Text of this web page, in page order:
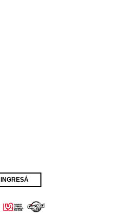
INGRESÁ